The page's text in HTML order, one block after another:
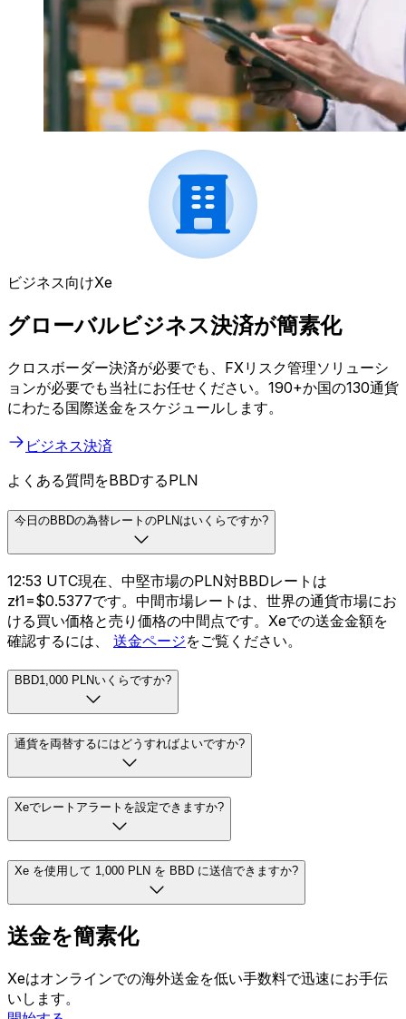
ビジネス向けXe
グローバルビジネス決済が簡素化
クロスボーダー決済が必要でも、FXリスク管理ソリューシ
ョンが必要でも当社にお任せください。190+か国の130通貨
にわたる国際送金をスケジュールします。
ビジネス決済
よくある質問をBBDするPLN
今日のBBDの為替レートのPLNはいくらですか?
12:53 UTC現在、中堅市場のPLN対BBDレートは
zł1=$0.5377です。中間市場レートは、世界の通貨市場にお
ける買い価格と売り価格の中間点です。Xeでの送金金額を
確認するには、 送金ページをご覧ください。
BBD1,000 PLNいくらですか?
通貨を両替するにはどうすればよいですか?
Xeでレートアラートを設定できますか?
Xe を使用して 1,000 PLN を BBD に送信できますか?
送金を簡素化
Xeはオンラインでの海外送金を低い手数料で迅速にお手伝
いします。